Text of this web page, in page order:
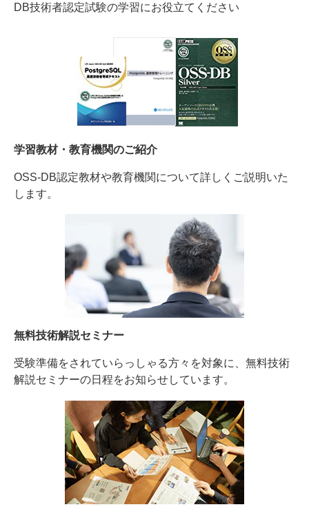
DB技術者認定試験の学習にお役立てください
学習教材・教育機関のご紹介
OSS-DB認定教材や教育機関について詳しくご説明いた
します。
無料技術解説セミナー
受験準備をされていらっしゃる方々を対象に、無料技術
解説セミナーの日程をお知らせしています。